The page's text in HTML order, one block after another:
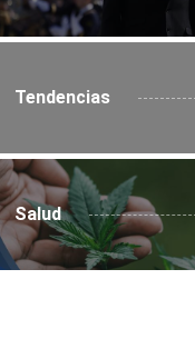
Tendencias
Salud